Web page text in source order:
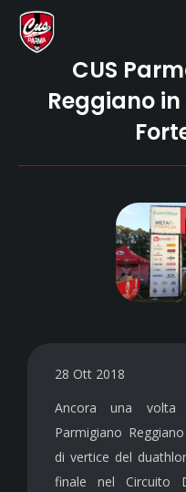
CUS
Reggiano
28 Ott 2018
Ancora una volta
Parmigiano
di vertice del
finale nel Circuito